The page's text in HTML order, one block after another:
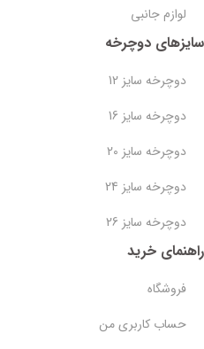
لوازم جانبی
سایزهای دوچرخه
دوچرخه سایز 12
دوچرخه سایز 16
دوچرخه سایز 20
دوچرخه سایز 24
دوچرخه سایز 26
راهنمای خرید
فروشگاه
حساب کاربری من